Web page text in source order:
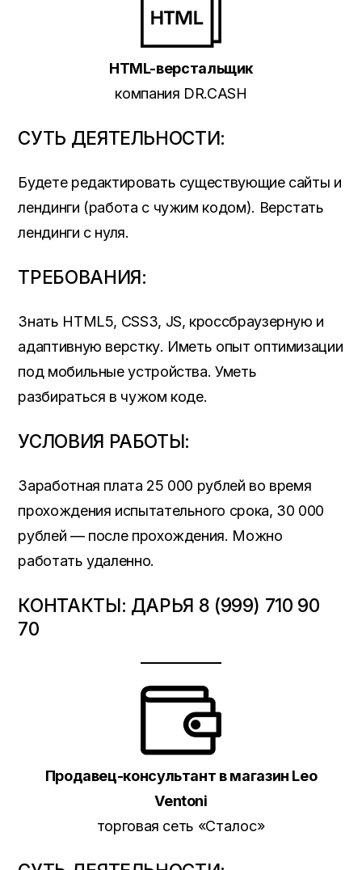
HTML-верстальщик
компания DR.CASH
СУТЬ ДЕЯТЕЛЬНОСТИ:
Будете редактировать существующие сайты и
лендинги (работа с чужим кодом). Верстать
лендинги с нуля.
ТРЕБОВАНИЯ:
Знать HTML5, CSS3, JS, кроссбраузерную и
адаптивную верстку. Иметь опыт оптимизации
под мобильные устройства. Уметь
разбираться в чужом коде.
УСЛОВИЯ РАБОТЫ:
Заработная плата 25 000 рублей во время
прохождения испытательного срока, 30 000
рублей — после прохождения. Можно
работать удаленно.
КОНТАКТЫ: ДАРЬЯ 8 (999) 710 90
70
Продавец-консультант в магазин Leo
Ventoni
торговая сеть «Сталос»